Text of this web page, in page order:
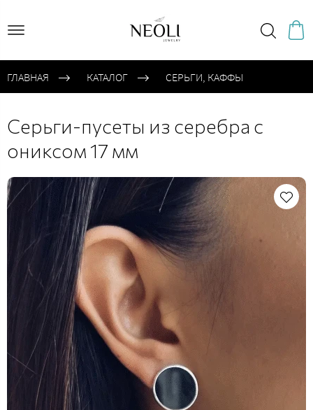
ГЛАВНАЯ КАТАЛОГ CЕРЬГИ, КАФФЫ
Cерьги-пусеты из серебра с
ониксом 17 мм